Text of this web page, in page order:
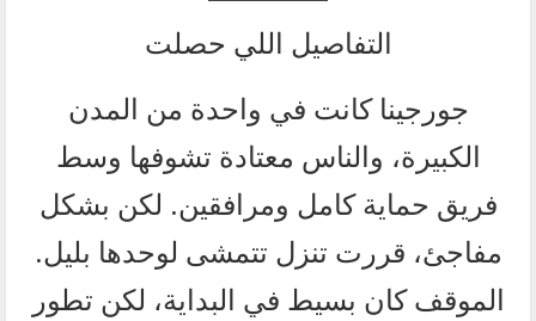
التفاصيل اللي حصلت
جورجينا كانت في واحدة من المدن
الكبيرة، والناس معتادة تشوفها وسط
فريق حماية كامل ومرافقين. لكن بشكل
مفاجئ، قررت تنزل تتمشى لوحدها بليل.
الموقف كان بسيط في البداية، لكن تطور